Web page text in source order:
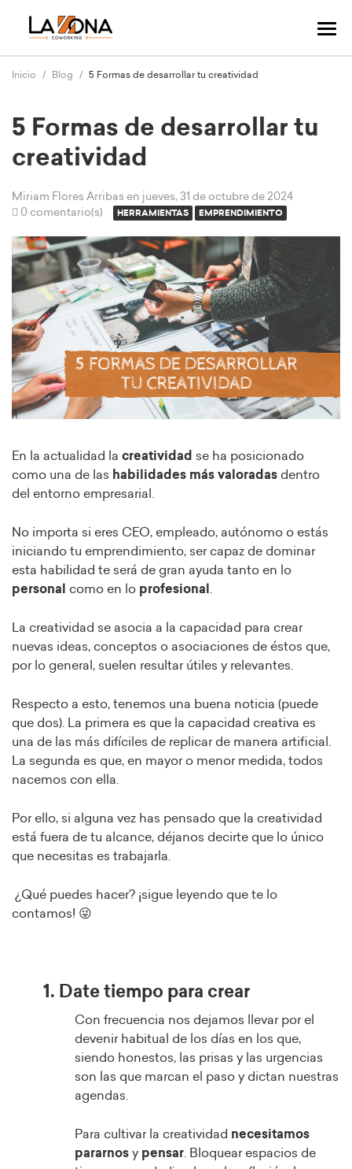
Inicio Blog 5 Formas de desarrollar tu creatividad
5 Formas de desarrollar tu
creatividad
Miriam Flores Arribas en jueves, 31 de octubre de 2024
0 comentario(s)
HERRAMIENTAS EMPRENDIMIENTO
En la actualidad la creatividad se ha posicionado
como una de las habilidades más valoradas dentro
del entorno empresarial.
No importa si eres CEO, empleado, autónomo o estás
iniciando tu emprendimiento, ser capaz de dominar
esta habilidad te será de gran ayuda tanto en lo
personal como en lo profesional .
La creatividad se asocia a la capacidad para crear
nuevas ideas, conceptos o asociaciones de éstos que,
por lo general, suelen resultar útiles y relevantes.
Respecto a esto, tenemos una buena noticia (puede
que dos). La primera es que la capacidad creativa es
una de las más difíciles de replicar de manera artificial.
La segunda es que, en mayor o menor medida, todos
nacemos con ella.
Por ello, si alguna vez has pensado que la creatividad
está fuera de tu alcance, déjanos decirte que lo único
que necesitas es trabajarla.
¿Qué puedes hacer? ¡sigue leyendo que te lo
contamos! 😜
1. Date tiempo para crear
Con frecuencia nos dejamos llevar por el
devenir habitual de los días en los que,
siendo honestos, las prisas y las urgencias
son las que marcan el paso y dictan nuestras
agendas.
Para cultivar la creatividad necesitamos
pararnos y pensar. Bloquear espacios de